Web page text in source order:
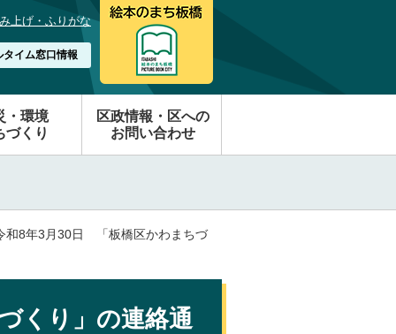
上げ・ふりがな
タイム窓口情報
・環境
づくり
区政情報・区への
お問い合わせ
和8年3月30日 「板橋区かわまちづ
くり」の連絡通